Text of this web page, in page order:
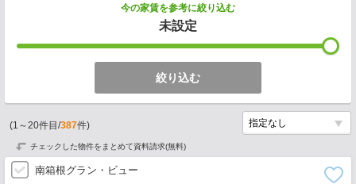
今の家賃を参考に絞り込む
未設定
絞り込む
(1 ～20件目/387件)
チェックした物件をまとめて資料請求(無料)
南箱根グラン・ビュー